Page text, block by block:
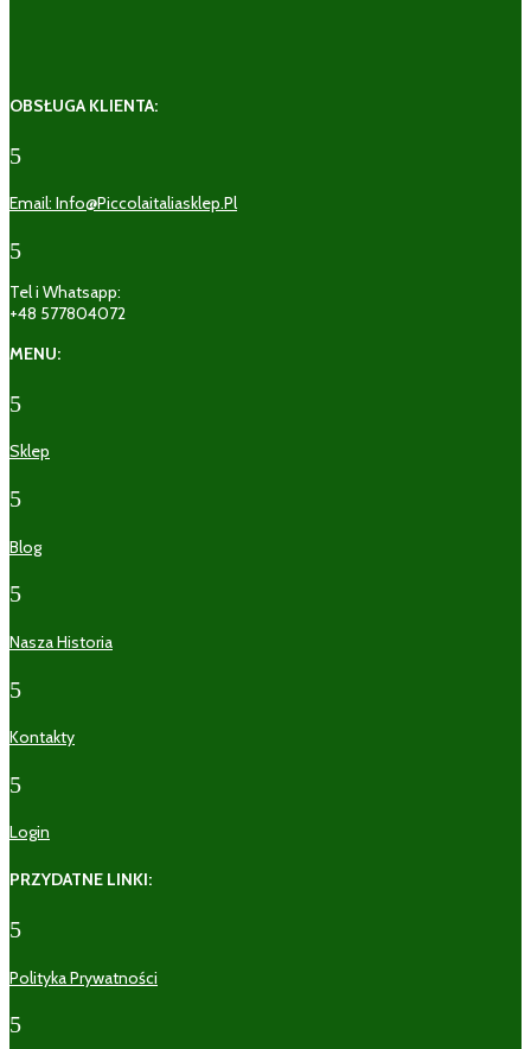
OBSŁUGA KLIENTA:
5
Email: Info@piccolaitaliasklep.pl
5
Tel i Whatsapp:
+48 577804072
MENU:
5
Sklep
5
Blog
5
Nasza Historia
5
Kontakty
5
Login
PRZYDATNE LINKI:
5
Polityka Prywatności
5